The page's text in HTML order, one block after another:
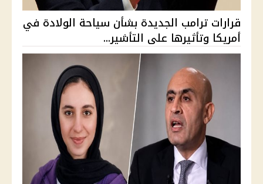
قرارات ترامب الجديدة بشأن سياحة الولادة في
أمريكا وتأثيرها على التأشير...